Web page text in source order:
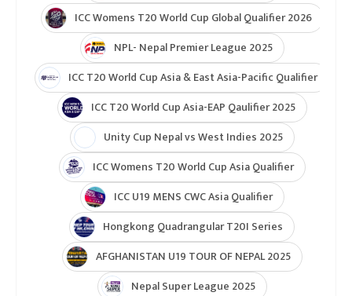
ICC Womens T20 World Cup Global Qualifier 2026
NPL- Nepal Premier League 2025
ICC T20 World Cup Asia & East Asia-Pacific Qualifier
ICC T20 World Cup Asia-EAP Qaulifier 2025
Unity Cup Nepal vs West Indies 2025
ICC Womens T20 World Cup Asia Qualifier
ICC U19 MENS CWC Asia Qualifier
Hongkong Quadrangular T20I Series
AFGHANISTAN U19 TOUR OF NEPAL 2025
Nepal Super League 2025